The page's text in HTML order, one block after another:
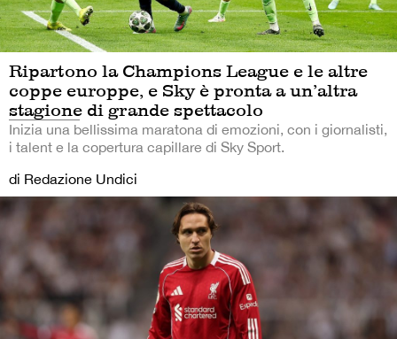
Ripartono la Champions League e le altre
coppe europpe, e Sky è pronta a un’altra
stagione di grande spettacolo
Inizia una bellissima maratona di emozioni, con i giornalisti,
i talent e la copertura capillare di Sky Sport.
di Redazione Undici